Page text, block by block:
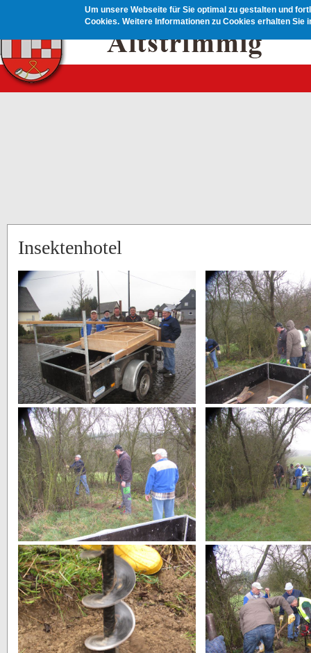
Um unsere Webseite für Sie optimal zu gestalten und
Cookies. Weitere Informationen zu Cookies erhalten Sie
Insektenhotel